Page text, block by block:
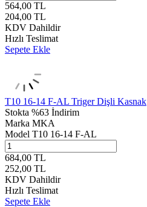
564,00 TL
204,00 TL
KDV Dahildir
Hızlı Teslimat
Sepete Ekle
T10 16-14 F-AL Triger Dişli Kasnak
Stokta %63 İndirim
Marka MKA
Model T10 16-14 F-AL
684,00 TL
252,00 TL
KDV Dahildir
Hızlı Teslimat
Sepete Ekle